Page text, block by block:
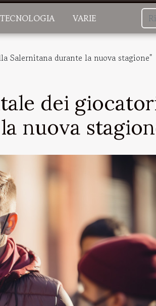
VARIE
Salernitana durante la nuova stagione"
dei
nuova